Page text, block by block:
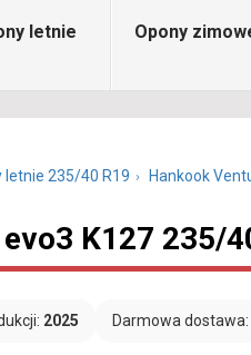
letnie Opony
letnie 235/40 R19 Hankook
K127 235/
2025 Darmowa dostawa: